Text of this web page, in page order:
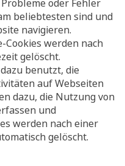
oder Fehler
beliebtesten sind und
navigieren.
Cookies werden nach
gelöscht.
benutzt, die
auf Webseiten
dazu, die Nutzung von
und
werden nach einer
gelöscht.